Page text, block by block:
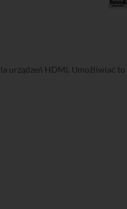
urządzeń HDMI. Umożliwiać